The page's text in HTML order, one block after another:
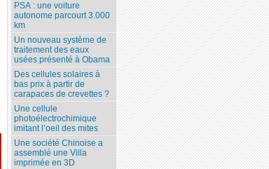
PSA : une voiture
autonome parcourt 3.000
km
Un nouveau système de
traitement des eaux
usées présenté à Obama
Des cellules solaires à
bas prix à partir de
carapaces de crevettes ?
Une cellule
photoélectrochimique
imitant l’oeil des mites
Une société Chinoise a
assemblé une Villa
imprimée en 3D